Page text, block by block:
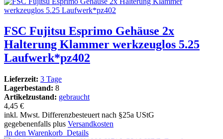
FSC Fujitsu Esprimo Gehäuse 2x
Halterung Klammer werkzeuglos 5.25
Laufwerk*pz402
Lieferzeit: 3 Tage
Lagerbestand: 8
Artikelzustand: gebraucht
4,45 €
inkl. Mwst. Differenzbesteuert nach §25a UStG
gegebenenfalls plus Versandkosten
In den Warenkorb Details